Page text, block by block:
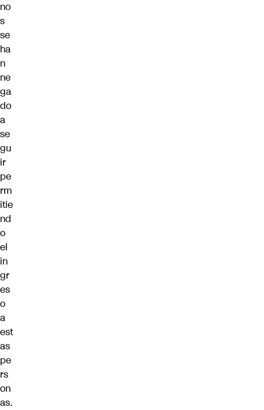
no
s
se
ha
n
ne
ga
do
a
se
gu
ir
pe
rm
itie
nd
o
el
in
gr
es
o
a
est
as
pe
rs
on
as.